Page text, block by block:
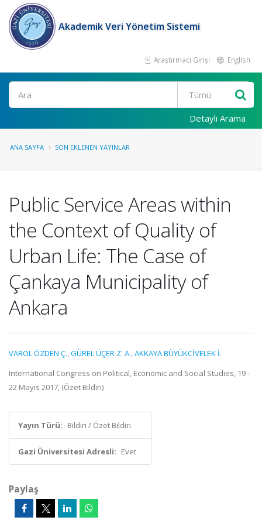
Akademik Veri Yönetim Sistemi
Araştırmacı Girişi English
Ara
Detaylı Arama
ANA SAYFA SON EKLENEN YAYINLAR
Public Service Areas within
the Context of Quality of
Urban Life: The Case of
Çankaya Municipality of
Ankara
VAROL ÖZDEN Ç.,GÜREL ÜÇER Z. A.,AKKAYA BÜYÜKCİVELEK İ.
International Congress on Political, Economic and Social Studies, 19 -
22 Mayıs 2017, (Özet Bildiri)
Yayın Türü: Bildiri / Özet Bildiri
Gazi Üniversitesi Adresli: Evet
Paylaş